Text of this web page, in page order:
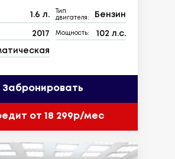
1.6 л.
Тип
двигателя:
Бензин
2017 Мощность: 102 л.с.
Забронировать
от 18 299р/мес